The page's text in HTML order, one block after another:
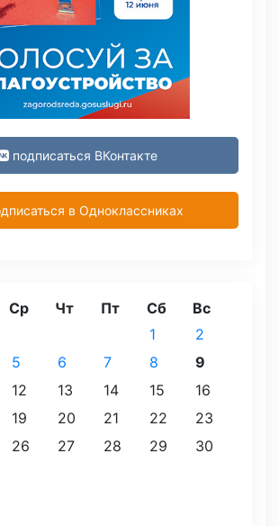
подписаться ВКонтакте
в Одноклассниках
Ср Чт Пт Сб Вс
1
2
5 6 7 8
9
12 13 14 15
16
19 20 21 22
23
26 27 28 29
30